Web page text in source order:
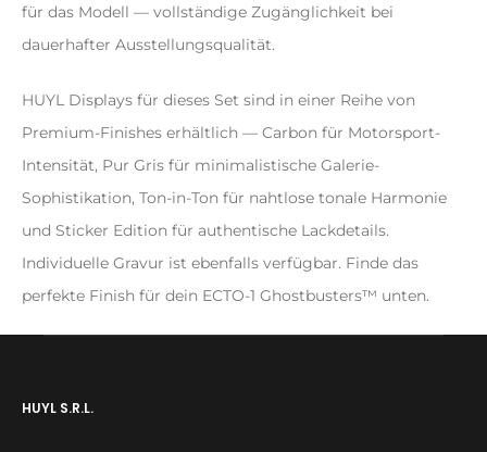
für das Modell — vollständige Zugänglichkeit bei
dauerhafter Ausstellungsqualität.
HUYL Displays für dieses Set sind in einer Reihe von
Premium-Finishes erhältlich — Carbon für Motorsport-
Intensität, Pur Gris für minimalistische Galerie-
Sophistikation, Ton-in-Ton für nahtlose tonale Harmonie
und Sticker Edition für authentische Lackdetails.
Individuelle Gravur ist ebenfalls verfügbar. Finde das
perfekte Finish für dein ECTO-1 Ghostbusters™ unten.
HUYL S.R.L.